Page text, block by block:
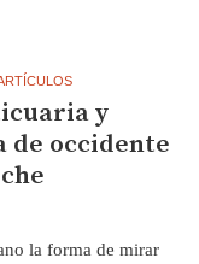
y
de occidente
la forma de mirar